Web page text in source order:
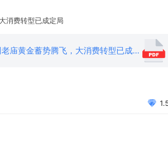
消费转型已成定局
20201214豫园股份（600655）公司专题报告：金徽酒协同老庙黄金蓄势腾飞，大消费转型已成定局.pdf